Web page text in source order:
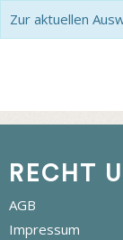
Zur aktuellen
RECHT
AGB
Impressum